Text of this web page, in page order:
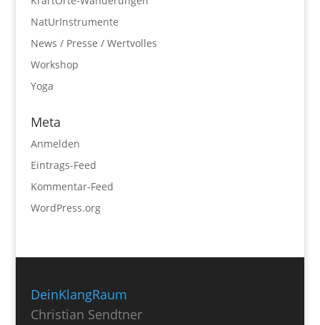
NatUrInstrumente
News / Presse / Wertvolles
Workshop
Yoga
Meta
Anmelden
Eintrags-Feed
Kommentar-Feed
WordPress.org
DeinKlangRaum
Christian Sendtner